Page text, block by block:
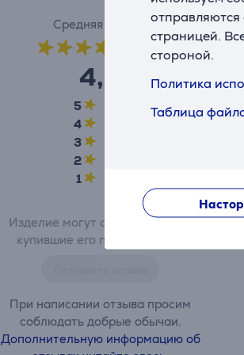
отправляются
страницей.
стороной.
Политика
Таблица
Средняя оценка
(13)
4,9
5
4
3
2
1
Изделие могут оценить только
купившие его пользователи.
При написании отзыва просим
соблюдать добрые обычаи.
Дополнительную информацию об